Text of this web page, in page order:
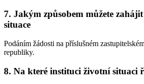
7. Jakým způsobem můžete
situace
Podáním žádosti na příslušném
republiky.
8. Na které instituci životní situaci